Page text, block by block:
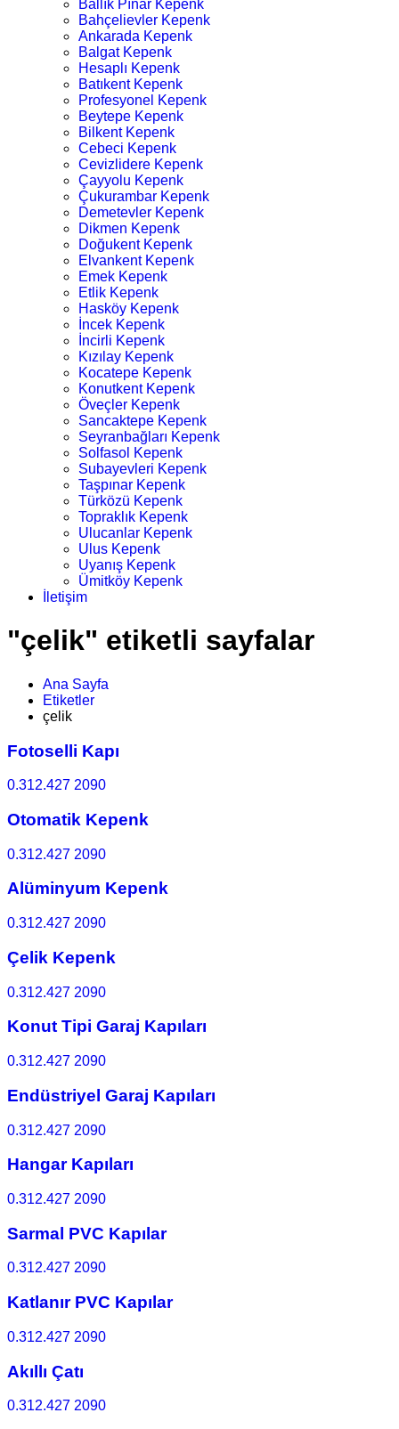
Ballık Pınar Kepenk
Bahçelievler Kepenk
Ankarada Kepenk
Balgat Kepenk
Hesaplı Kepenk
Batıkent Kepenk
Profesyonel Kepenk
Beytepe Kepenk
Bilkent Kepenk
Cebeci Kepenk
Cevizlidere Kepenk
Çayyolu Kepenk
Çukurambar Kepenk
Demetevler Kepenk
Dikmen Kepenk
Doğukent Kepenk
Elvankent Kepenk
Emek Kepenk
Etlik Kepenk
Hasköy Kepenk
İncek Kepenk
İncirli Kepenk
Kızılay Kepenk
Kocatepe Kepenk
Konutkent Kepenk
Öveçler Kepenk
Sancaktepe Kepenk
Seyranbağları Kepenk
Solfasol Kepenk
Subayevleri Kepenk
Taşpınar Kepenk
Türközü Kepenk
Topraklık Kepenk
Ulucanlar Kepenk
Ulus Kepenk
Uyanış Kepenk
Ümitköy Kepenk
İletişim
"çelik" etiketli sayfalar
Ana Sayfa
Etiketler
çelik
Fotoselli Kapı
0.312.427 2090
Otomatik Kepenk
0.312.427 2090
Alüminyum Kepenk
0.312.427 2090
Çelik Kepenk
0.312.427 2090
Konut Tipi Garaj Kapıları
0.312.427 2090
Endüstriyel Garaj Kapıları
0.312.427 2090
Hangar Kapıları
0.312.427 2090
Sarmal PVC Kapılar
0.312.427 2090
Katlanır PVC Kapılar
0.312.427 2090
Akıllı Çatı
0.312.427 2090